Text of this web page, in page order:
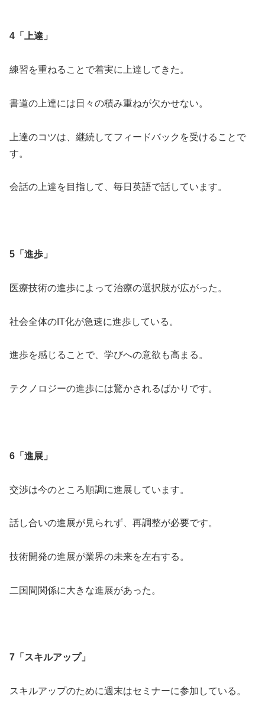
4「上達」
練習を重ねることで着実に上達してきた。
書道の上達には日々の積み重ねが欠かせない。
上達のコツは、継続してフィードバックを受けることで
す。
会話の上達を目指して、毎日英語で話しています。
5「進歩」
医療技術の進歩によって治療の選択肢が広がった。
社会全体のIT化が急速に進歩している。
進歩を感じることで、学びへの意欲も高まる。
テクノロジーの進歩には驚かされるばかりです。
6「進展」
交渉は今のところ順調に進展しています。
話し合いの進展が見られず、再調整が必要です。
技術開発の進展が業界の未来を左右する。
二国間関係に大きな進展があった。
7「スキルアップ」
スキルアップのために週末はセミナーに参加している。